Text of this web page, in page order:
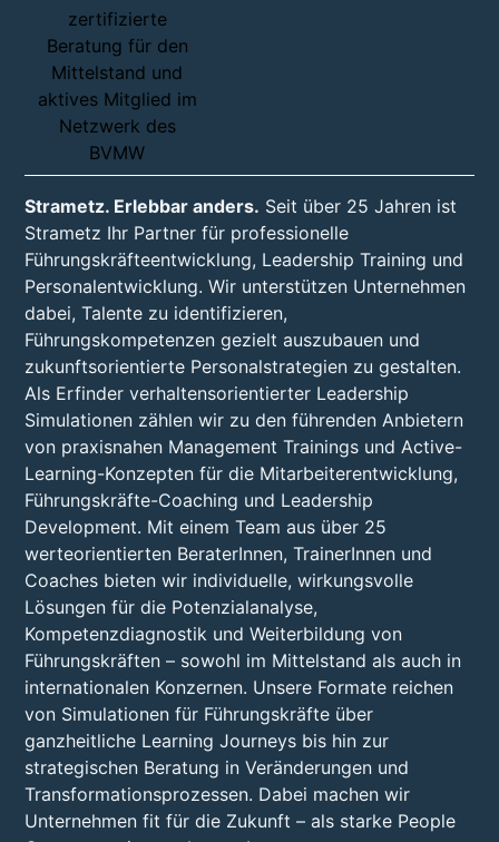
Strametz. Erlebbar anders. Seit über 25 Jahren ist
Strametz Ihr Partner für professionelle
Führungskräfteentwicklung, Leadership Training und
Personalentwicklung. Wir unterstützen Unternehmen
dabei, Talente zu identifizieren,
Führungskompetenzen gezielt auszubauen und
zukunftsorientierte Personalstrategien zu gestalten.
Als Erfinder verhaltensorientierter Leadership
Simulationen zählen wir zu den führenden Anbietern
von praxisnahen Management Trainings und Active-
Learning-Konzepten für die Mitarbeiterentwicklung,
Führungskräfte-Coaching und Leadership
Development. Mit einem Team aus über 25
werteorientierten BeraterInnen, TrainerInnen und
Coaches bieten wir individuelle, wirkungsvolle
Lösungen für die Potenzialanalyse,
Kompetenzdiagnostik und Weiterbildung von
Führungskräften – sowohl im Mittelstand als auch in
internationalen Konzernen. Unsere Formate reichen
von Simulationen für Führungskräfte über
ganzheitliche Learning Journeys bis hin zur
strategischen Beratung in Veränderungen und
Transformationsprozessen. Dabei machen wir
Unternehmen fit für die Zukunft – als starke People